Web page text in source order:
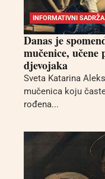
INFORMATIVNI
Danas je
mučenice,
djevojaka
Sveta Katarina
mučenica koju
rođena...